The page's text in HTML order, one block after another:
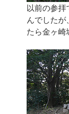
以前の参拝
んでした
たら金ヶ崎